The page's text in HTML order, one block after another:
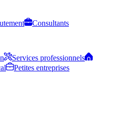
Consultants
Services professionnels
Petites entreprises